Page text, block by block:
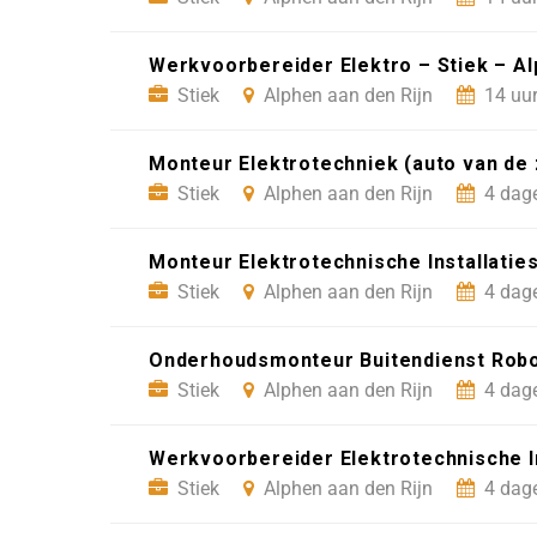
Werkvoorbereider Elektro – Stiek –
Stiek
Alphen aan den Rijn 14
Monteur Elektrotechniek (auto van de
Stiek
Alphen aan den Rijn 4
Monteur Elektrotechnische
Stiek
Alphen aan den Rijn 4
Onderhoudsmonteur Buitendienst
Stiek
Alphen aan den Rijn 4
Werkvoorbereider Elektrotechnische
Stiek
Alphen aan den Rijn 4